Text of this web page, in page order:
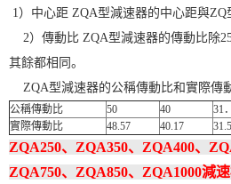
1）中心距 ZQA型減速器的中心距與ZQ
2）傳動比 ZQA型減速器的傳動比除
其餘都相同。
ZQA型減速器的公稱傳動比和實際傳
公稱傳動比 50 40 31
實際傳動比
48.57 40.17 31.5
ZQA250、ZQA350、ZQA400、
ZQA750、ZQA850、ZQA1000減